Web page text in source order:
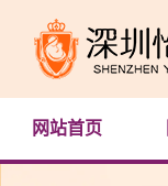
网站首页